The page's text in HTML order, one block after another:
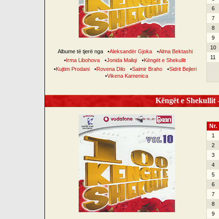
Albume të tjerë nga •Aleksandër Gjoka •Alma Bektashi
•Irma Libohova •Jonida Maliqi •Këngët e Shekullit
•Kujtim Prodani •Rovena Dilo •Saimir Braho •Sidrit Bejleri
•Vikena Kamenica
6
7
8
9
10
11
Këngët e
Nr.
1
2
3
4
5
6
7
8
9